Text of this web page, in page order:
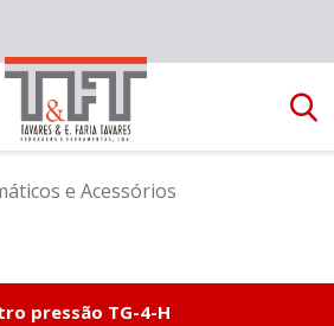
e Acessórios
pressão TG-4-H